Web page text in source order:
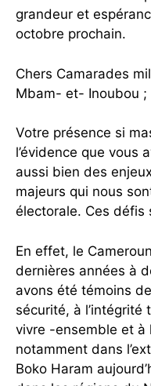
grandeur et
octobre prochain.
Chers Camarades
Mbam- et- Inoubou ;
Votre présence si
l’évidence que vous
aussi bien des
majeurs qui nous
électorale. Ces défis
En effet, le
dernières années à
avons été témoins
sécurité, à l’intégrité
vivre -ensemble et à
notamment dans
Boko Haram